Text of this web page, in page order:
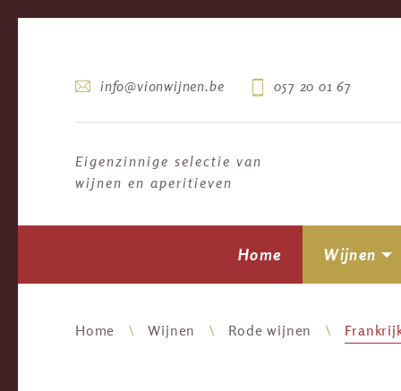
info@vionwijnen.be 057 20 01 67
Eigenzinnige selectie van
wijnen en aperitieven
Home Wijnen
Home Wijnen Rode wijnen